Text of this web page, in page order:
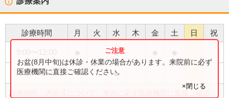
診療時間 月 火 水 木 金 土 日 祝
●
13:00〜15:30 ●
診療時間・内容等について、事前に必ず医療機関に直接ご確認く
お盆(8月中旬)は休診・休業の場合があります。来院前に必ず
医療機関に直接ご確認ください。
×閉じる